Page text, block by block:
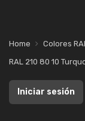
Home Colores
RAL 210 80 10
Iniciar sesión